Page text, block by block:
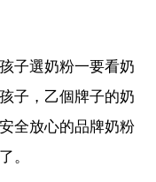
子選奶粉一要看奶
子，乙個牌子的奶
全放心的品牌奶粉
。